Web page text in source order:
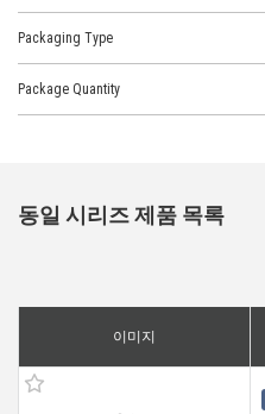
Packaging Type
Package Quantity
동일 시리즈 제품 목록
이미지